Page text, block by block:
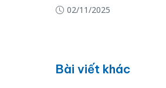
02/11/2025
Bài viết khác